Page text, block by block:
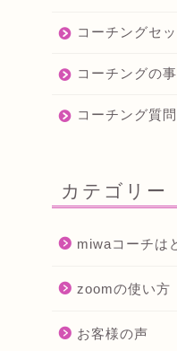
コーチングセ
コーチングの
コーチング質
カテゴリー
miwaコーチは
zoomの使い方
お客様の声